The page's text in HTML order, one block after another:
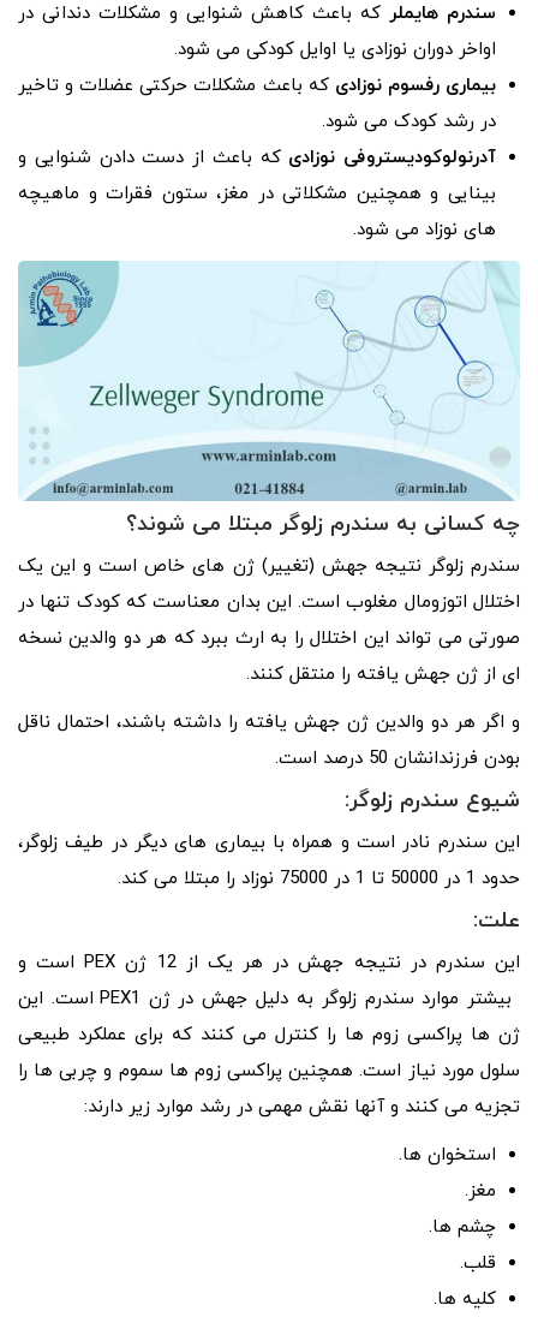
سندرم هایملر که باعث کاهش شنوایی و مشکلات دندانی در
اواخر دوران نوزادی یا اوایل کودکی می شود.
بیماری رفسوم نوزادی که باعث مشکلات حرکتی عضلات و تاخیر
در رشد کودک می شود.
آدرنولوکودیستروفی نوزادی که باعث از دست دادن شنوایی و
بینایی و همچنین مشکلاتی در مغز، ستون فقرات و ماهیچه
های نوزاد می شود.
چه کسانی به سندرم زلوگر مبتلا می شوند؟
سندرم زلوگر نتیجه جهش (تغییر) ژن های خاص است و این یک
اختلال اتوزومال مغلوب است. این بدان معناست که کودک تنها در
صورتی می تواند این اختلال را به ارث ببرد که هر دو والدین نسخه
ای از ژن جهش یافته را منتقل کنند.
و اگر هر دو والدین ژن جهش یافته را داشته باشند، احتمال ناقل
بودن فرزندانشان 50 درصد است.
شیوع سندرم زلوگر:
این سندرم نادر است و همراه با بیماری های دیگر در طیف زلوگر،
حدود 1 در 50000 تا 1 در 75000 نوزاد را مبتلا می کند.
علت:
این سندرم در نتیجه جهش در هر یک از 12 ژن PEX است و
بیشتر موارد سندرم زلوگر به دلیل جهش در ژن PEX1 است. این
ژن ها پراکسی زوم ها را کنترل می کنند که برای عملکرد طبیعی
سلول مورد نیاز است. همچنین پراکسی زوم ها سموم و چربی ها را
تجزیه می کنند و آنها نقش مهمی در رشد موارد زیر دارند:
استخوان ها.
مغز.
چشم ها.
قلب.
کلیه ها.